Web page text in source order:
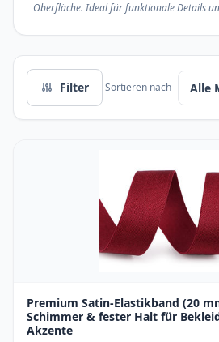
Oberfläche. Ideal für funktionale Details
Filter Sortieren nach
Premium Satin-Elastikband (20
Schimmer & fester Halt für
Akzente